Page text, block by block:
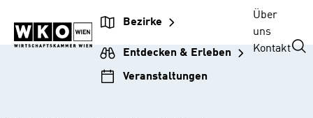
Unternehmensnavigation
springen
Inhalt
springen
Hauptnavigation
springen
Footer
springen
Bezirke
Entdecken & Erleben
Veranstaltungen
Über
uns
Kontakt